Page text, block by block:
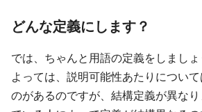
どんな定義にします？
では、ちゃんと用語の定義をしまし
よっては、説明可能性あたりについ
のがあるのですが、結構定義が異な